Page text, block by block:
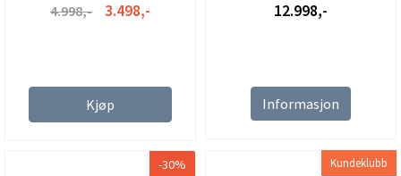
4.998,- 3.498,-
Kjøp
12.998,-
Informasjon
-30% Kundeklubb